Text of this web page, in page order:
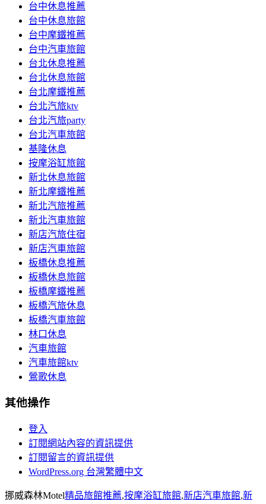
台中休息推薦
台中休息旅館
台中摩鐵推薦
台中汽車旅館
台北休息推薦
台北休息旅館
台北摩鐵推薦
台北汽旅ktv
台北汽旅party
台北汽車旅館
基隆休息
按摩浴缸旅館
新北休息旅館
新北摩鐵推薦
新北汽旅推薦
新北汽車旅館
新店汽旅住宿
新店汽車旅館
板橋休息推薦
板橋休息旅館
板橋摩鐵推薦
板橋汽旅休息
板橋汽車旅館
林口休息
汽車旅館
汽車旅館ktv
鶯歌休息
其他操作
登入
訂閱網站內容的資訊提供
訂閱留言的資訊提供
WordPress.org 台灣繁體中文
挪威森林Motel精品旅館推薦,按摩浴缸旅館,新店汽車旅館,新